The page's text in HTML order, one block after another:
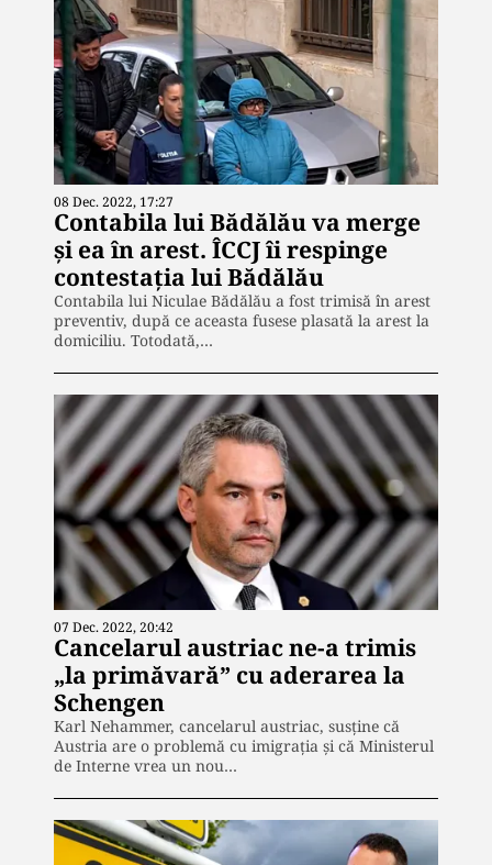
08 Dec. 2022, 17:27
Contabila lui Bădălău va merge
și ea în arest. ÎCCJ îi respinge
contestația lui Bădălău
Contabila lui Niculae Bădălău a fost trimisă în arest
preventiv, după ce aceasta fusese plasată la arest la
domiciliu. Totodată,…
07 Dec. 2022, 20:42
Cancelarul austriac ne-a trimis
„la primăvară” cu aderarea la
Schengen
Karl Nehammer, cancelarul austriac, susține că
Austria are o problemă cu imigrația și că Ministerul
de Interne vrea un nou…